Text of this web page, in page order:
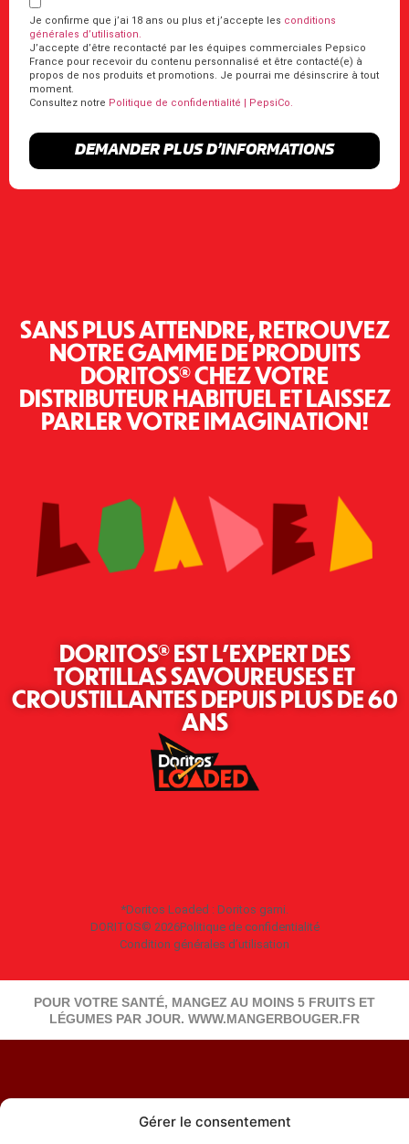
Gérer le consentement
Je confirme que j’ai 18 ans ou plus et j’accepte les conditions
générales d’utilisation.
J’accepte d’être recontacté par les équipes commerciales Pepsico
France pour recevoir du contenu personnalisé et être contacté(e) à
propos de nos produits et promotions. Je pourrai me désinscrire à tout
moment.
Consultez notre Politique de confidentialité | PepsiCo.
DEMANDER PLUS D’INFORMATIONS
SANS PLUS ATTENDRE, RETROUVEZ
NOTRE GAMME DE PRODUITS
DORITOS® CHEZ VOTRE
DISTRIBUTEUR HABITUEL ET LAISSEZ
PARLER VOTRE IMAGINATION!
DORITOS® EST L'EXPERT DES
TORTILLAS SAVOUREUSES ET
CROUSTILLANTES DEPUIS PLUS DE 60
ANS
*Doritos Loaded : Doritos garni.
DORITOS© 2026Politique de confidentialité
Condition générales d’utilisation
POUR VOTRE SANTÉ, MANGEZ AU MOINS 5 FRUITS ET
LÉGUMES PAR JOUR. WWW.MANGERBOUGER.FR